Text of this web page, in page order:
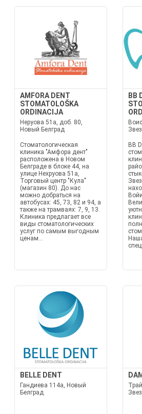
AMFORA DENT
STOMATOLOŠKA
ORDINACIJA
Неруова 51а, доб. 80,
Новый Белград
Стоматологическая
клиника "Амфора дент"
расположена в Новом
Белграде в блоке 44, на
улице Нехруова 51а,
Торговый центр "Кула"
(магазин 80). До нас
можно добраться на
автобусах: 45, 73, 82 и 94, а
также на трамваях: 7, 9, 13.
Клиника предлагает все
виды стоматологических
услуг по самым выгодным
ценам...
BB
BB
BELLE DENT
Гандиева 114a, Новый
Белград